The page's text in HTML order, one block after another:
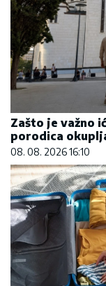
Zašto je važno
porodica
08. 08. 2026 16:10